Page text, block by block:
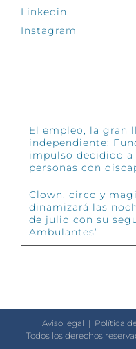
Linkedin
Instagram
El empleo, la gran
independiente:
impulso decidido
personas con
Clown, circo y
dinamizará las
de julio con su
Ambulantes”
Aviso legal | Política
Todos los derechos